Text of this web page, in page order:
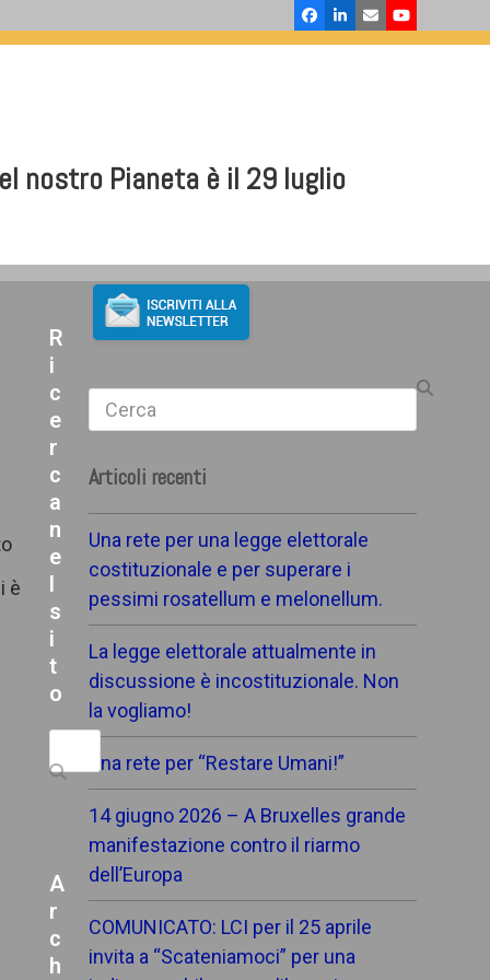
Facebook
LinkedIn
EmailYouTube
nostro Pianeta è il 29 luglio
è
Search
Articoli recenti
Una rete per una legge elettorale
costituzionale e per superare i
pessimi rosatellum e melonellum.
La legge elettorale attualmente in
discussione è incostituzionale. Non
la vogliamo!
Una rete per “Restare Umani!”
14 giugno 2026 – A Bruxelles grande
manifestazione contro il riarmo
dell’Europa
COMUNICATO: LCI per il 25 aprile
invita a “Scateniamoci” per una
R
i
c
e
r
c
a
n
e
s
i
t
o
Search
A
r
c
h